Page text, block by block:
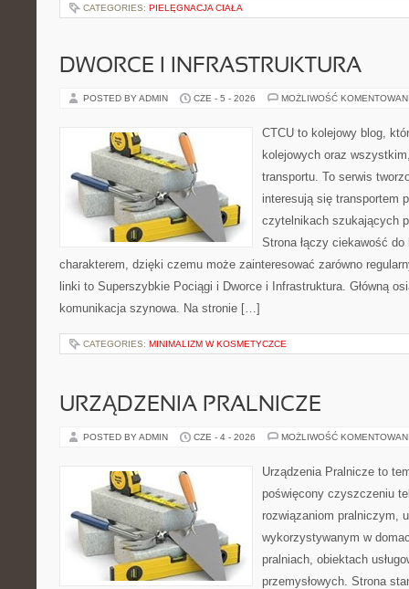
CATEGORIES: PIELĘGNACJA CIAŁA
DWORCE I INFRASTRUKTURA
POSTED BY ADMIN CZE - 5 - 2026 MOŻLIWOŚĆ
CTCU to kolejowy blog,
kolejowych oraz
transportu. To serwis
interesują się transportem
czytelnikach szukających
Strona łączy ciekawość
charakterem, dzięki czemu może zainteresować zarówno
linki to Superszybkie Pociągi i Dworce i Infrastruktura. Główną
komunikacja szynowa. Na stronie […]
CATEGORIES: MINIMALIZM W KOSMETYCZCE
URZĄDZENIA PRALNICZE
POSTED BY ADMIN CZE - 4 - 2026 MOŻLIWOŚĆ
Urządzenia Pralnicze to
poświęcony czyszczeniu
rozwiązaniom pralniczym,
wykorzystywanym w
pralniach, obiektach
przemysłowych. Strona